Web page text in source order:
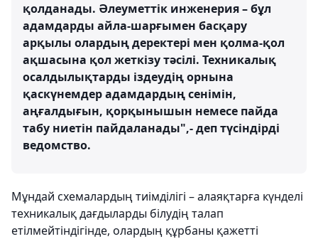
қолданады. Әлеуметтік инженерия – бұл
адамдарды айла-шарғымен басқару
арқылы олардың деректері мен қолма-қол
ақшасына қол жеткізу тәсілі. Техникалық
осалдылықтарды іздеудің орнына
қаскүнемдер адамдардың сенімін,
аңғалдығын, қорқынышын немесе пайда
табу ниетін пайдаланады",- деп түсіндірді
ведомство.
Мұндай схемалардың тиімділігі – алаяқтарға күнделі
техникалық дағдыларды білудің талап
етілмейтіндігінде, олардың құрбаны қажетті